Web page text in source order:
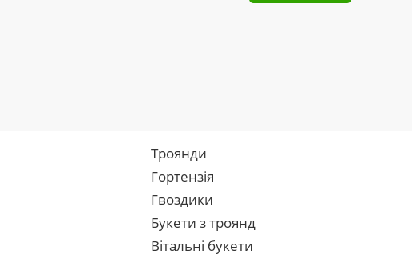
Троянди
Гортензія
Гвоздики
Букети з троянд
Вітальні букети